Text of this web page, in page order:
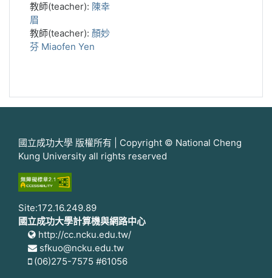
教師(teacher): 陳幸
眉
教師(teacher): 顏妙
芬 Miaofen Yen
國立成功大學 版權所有 | Copyright © National Cheng
Kung University all rights reserved
Site:172.16.249.89
國立成功大學計算機與網路中心
http://cc.ncku.edu.tw/
sfkuo@ncku.edu.tw
(06)275-7575 #61056